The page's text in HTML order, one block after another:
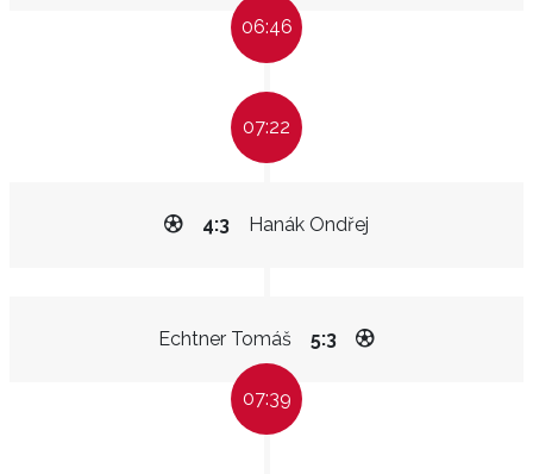
06:46
07:22
Hanák Ondřej
4:3
Echtner Tomáš 5:3
07:39